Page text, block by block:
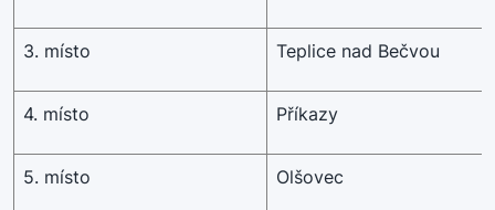
3. místo Teplice nad Bečvou
4. místo Příkazy
5. místo Olšovec